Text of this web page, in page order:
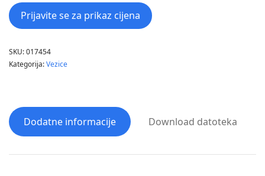
Prijavite se za prikaz cijena
SKU:017454
Kategorija:Vezice
Dodatne informacije Download datoteka